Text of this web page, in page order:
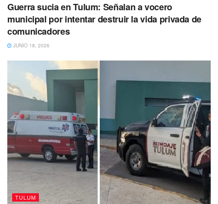
Guerra sucia en Tulum: Señalan a vocero
municipal por intentar destruir la vida privada de
comunicadores
JUNIO 18, 2026
TULUM